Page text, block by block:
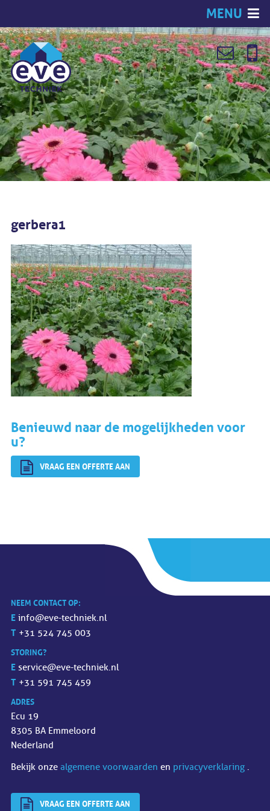
MENU
gerbera1
Benieuwd naar de mogelijkheden voor
u?
VRAAG EEN OFFERTE AAN
NEEM CONTACT OP:
E info@eve-techniek.nl
T +31 524 745 003
STORING?
E service@eve-techniek.nl
T +31 591 745 459
ADRES
Ecu 19
8305 BA Emmeloord
Nederland
Bekijk onze algemene voorwaarden en privacyverklaring .
VRAAG EEN OFFERTE AAN